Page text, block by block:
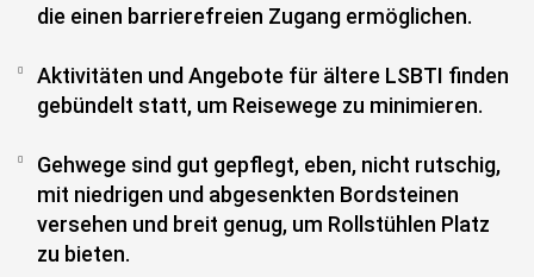
die einen barrierefreien Zugang ermöglichen.
Aktivitäten und Angebote für ältere LSBTI finden
gebündelt statt, um Reisewege zu minimieren.
Gehwege sind gut gepflegt, eben, nicht rutschig,
mit niedrigen und abgesenkten Bordsteinen
versehen und breit genug, um Rollstühlen Platz
zu bieten.